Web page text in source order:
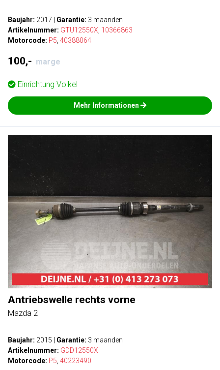
Baujahr: 2017 Garantie: 3 maanden
Artikelnummer: GTU12550X 10366863
Motorcode: P5 40388064
100,- marge
Einrichtung Volkel
Mehr Informationen
Antriebswelle rechts vorne
Mazda 2
Baujahr: 2015 Garantie: 3 maanden
Artikelnummer: GDD12550X
Motorcode: P5 40223490